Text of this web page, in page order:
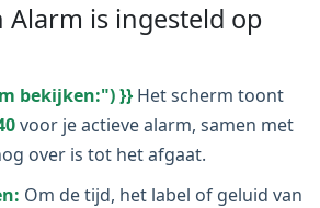
Alarm is ingesteld op
bekijken:") }} Het scherm toont
voor je actieve alarm, samen met
over is tot het afgaat.
Om de tijd, het label of geluid van